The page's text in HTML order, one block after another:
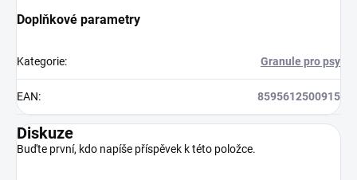
Doplňkové parametry
Kategorie: Granule pro psy
EAN: 8595612500915
Diskuze
Buďte první, kdo napíše příspěvek k této položce.